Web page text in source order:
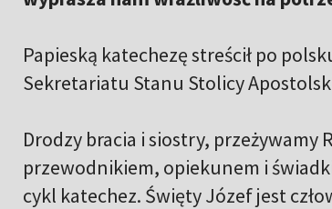
Papieską katechezę streścił po
Sekretariatu Stanu Stolicy
Drodzy bracia i siostry,
przewodnikiem, opiekunem i
cykl katechez. Święty Józef jest